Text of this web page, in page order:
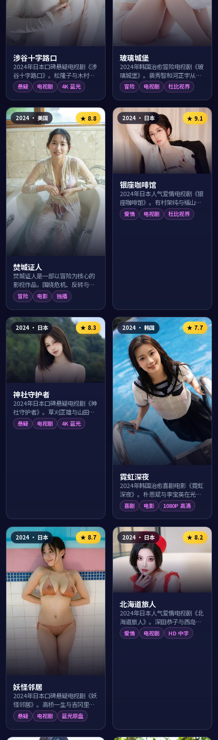
涉谷十字路口
2024年日本口碑悬疑电视剧《涉
谷十字路口》。松隆子与木村拓
哉领衔主演，导演福田雄一围绕
冲绳碧海的一桩离奇事件层层抽
丝剥茧，反转...
悬疑 电视剧 4K 蓝光
玻璃城堡
2024年韩国治愈冒险电视剧《玻
璃城堡》。裴秀智和河正宇从梨
泰院夜色启程踏上一段意想不到
的旅程，导演朴俊和以辽阔取景
与温情笔触描...
冒险 电视剧 杜比视界
2024· 美国 ★ 8.8
焚城证人
焚城证人是一部以冒险为核心的
影视作品，围绕危机、反转与人
物成长展开，整体节奏紧凑，值
得推荐观看。
冒险 电影 独播
2024· 日本 ★ 9.1
银座咖啡馆
2024年日本人气爱情电视剧《银
座咖啡馆》。有村架纯与福山雅
治领衔主演，由土井裕泰执导，
在横浜港夜的浪漫光影中讲述两
爱情 电视剧 杜比视界
2024· 日本 ★ 8.3
神社守护者
2024年日本口碑悬疑电视剧《神
社守护者》。草刈正雄与山田凉
介领衔主演，导演土井裕泰围绕
神户港湾的一桩离奇事件层层抽
悬疑 电视剧 4K 蓝光
2024· 韩国 ★ 7.7
霓虹深夜
2024年韩国治愈喜剧电影《霓虹
深夜》。朴恩斌与李宝英在光化
门广场的日常生活里上演一出出
温暖笑料，导演申源浩用幽默细
腻的镜头语言...
喜剧 电影 1080P 高清
2024· 日本 ★ 8.7
妖怪邻居
2024年日本口碑悬疑电视剧《妖
怪邻居》。高桥一生与吉冈里帆
领衔主演，导演福田雄一围绕北
海道雪原的一桩离奇事件层层抽
丝剥茧，反转...
悬疑 电视剧 蓝光原盘
2024· 日本 ★ 8.2
北海道旅人
2024年日本人气爱情电视剧《北
海道旅人》。深田恭子与西岛秀
俊领衔主演，由福田雄一执导，
在横浜港夜的浪漫光影中讲述两
爱情 电视剧 HD 中字